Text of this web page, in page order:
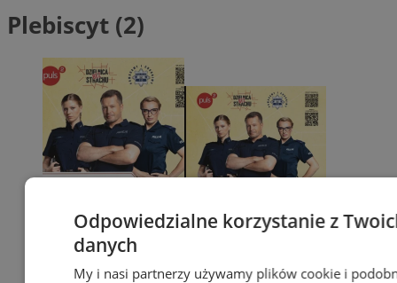
Plebiscyt (2)
Odpowiedzialne korzystanie z
danych
My i nasi partnerzy używamy plików cookie i